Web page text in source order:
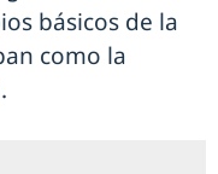
básicos de la
como la